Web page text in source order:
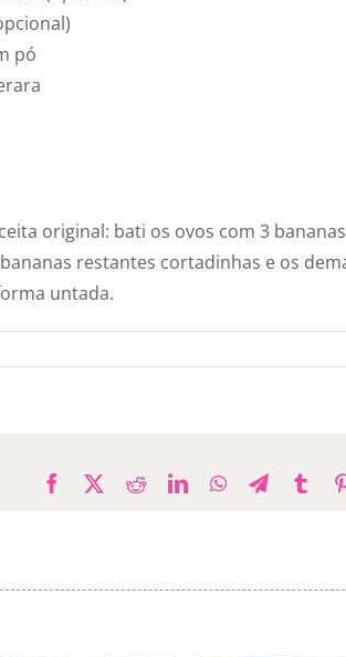
pó
original: bati os ovos com 3
restantes cortadinhas e os
untada.
Facebook RedditLinkedInWhatsAppTelegram